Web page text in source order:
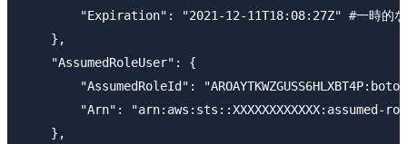
"Expiration": "2021-12-11T18:08:27Z" #一時的な
    },
    "AssumedRoleUser": {
"AssumedRoleId":
"Arn": "arn:aws:sts::XXXXXXXXXXXX:assumed-
    },